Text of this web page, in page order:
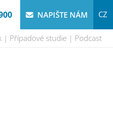
CZ
NAPIŠTE NÁM
Případové studie Podcast